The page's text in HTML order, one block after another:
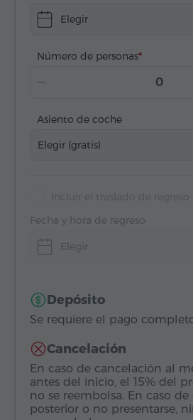
Elegir
Número de personas
Asiento de coche
Elegir (gratis)
Fecha y hora de regreso
Elegir
Depósito
Se requiere el pago
Cancelación
En caso de cancelación al
antes del inicio, el 15% del
no se reembolsa. En caso
posterior o no presentarse,